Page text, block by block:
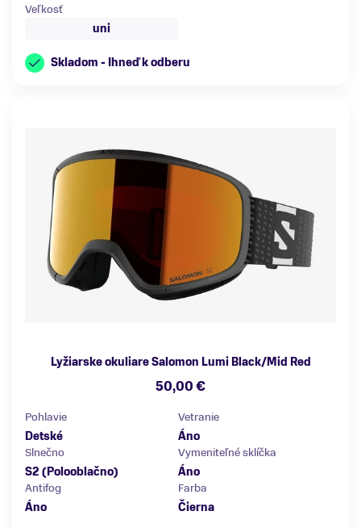
Veľkosť
uni
Skladom - Ihneď k odberu
Lyžiarske okuliare Salomon Lumi Black/Mid Red
50,00 €
Pohlavie
Detské
Vetranie
Áno
Slnečno
S2 (Polooblačno)
Vymeniteľné sklíčka
Áno
Antifog
Áno
Farba
Čierna